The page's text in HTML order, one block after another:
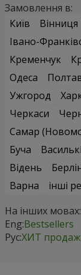
Замовлення в:
Київ
Вінниця
Івано-
Кременчук
Одеса
Ужгород
Черкаси
Самар
Буча
Відень
Варна
інші
На інших мовах:
Eng:Bestsellers
Рус:ХИТ продаж